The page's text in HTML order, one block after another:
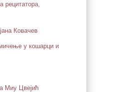
рецитатора,
Ковачев
у кошарци и
Миу Цвејић